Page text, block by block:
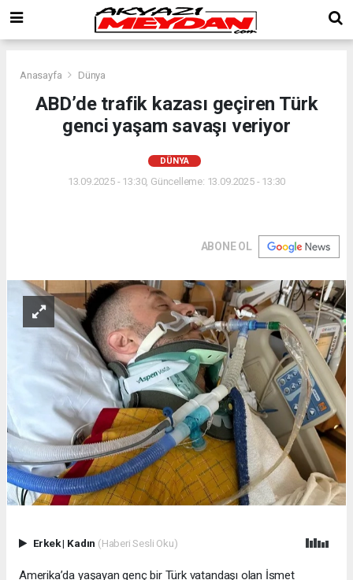
Anasayfa Dünya
ABD’de trafik kazası geçiren Türk
genci yaşam savaşı veriyor
DÜNYA
13.09.2025 - 13:30, Güncelleme: 13.09.2025 - 13:30
ABONE OL
Erkek| Kadın (Haberi Sesli Oku)
Amerika’da yaşayan genç bir Türk vatandaşı olan İsmet